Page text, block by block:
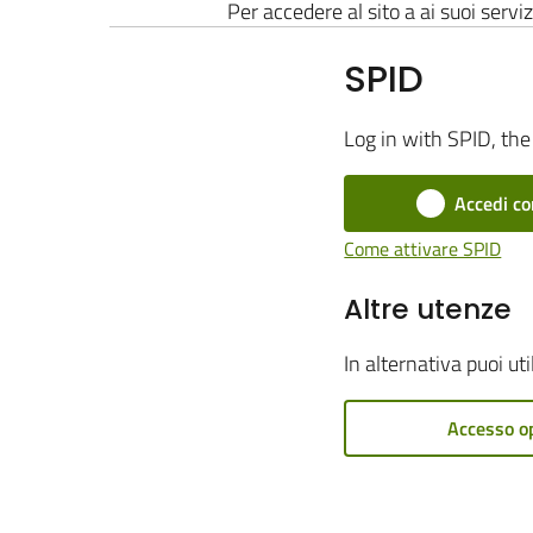
Per accedere al sito a ai suoi
SPID
Log in with SPID,
Accedi
Come attivare SPID
Altre utenze
In alternativa puoi
Accesso